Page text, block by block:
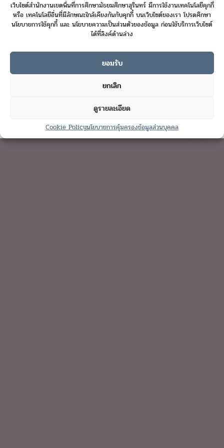
เว็บไซต์สำนักงานเขตพื้นที่การศึกษามัธยมศึกษาสุรินทร์ มีการใช้งานเทคโนโลยีคุกกี้
หรือ เทคโนโลยีอื่นที่มีลักษณะใกล้เคียงกันกับคุกกี้ บนเว็บไซต์ของเรา โปรดศึกษา
นโยบายการใช้คุกกี้ และ นโยบายความเป็นส่วนตัวของข้อมูล ก่อนใช้บริการเว็บไซต์
ได้ที่ลิงค์ด้านล่าง
ยอมรับ
ยกเลิก
ดูรายละเอียด
Cookie Policyนโยบายการคุ้มครองข้อมูลส่วนบุคคล
423042 Contact us
chaty